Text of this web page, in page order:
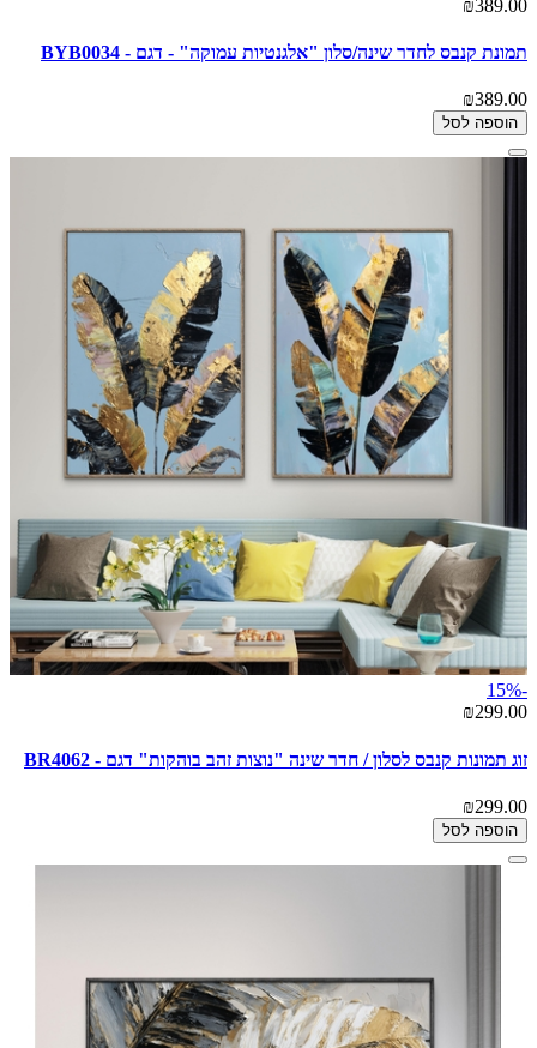
₪389.00
תמונת קנבס לחדר שינה/סלון "אלגנטיות עמוקה" - דגם - BYB0034
₪389.00
הוספה לסל
-15%
₪299.00
זוג תמונות קנבס לסלון / חדר שינה "נוצות זהב בוהקות" דגם - BR4062
₪299.00
הוספה לסל